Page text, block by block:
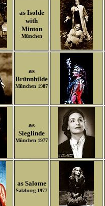
as Isolde
with
Minton
München
as
Brünnhilde
München 1987
as
Sieglinde
München 1977
as Salome
Salzburg 1977